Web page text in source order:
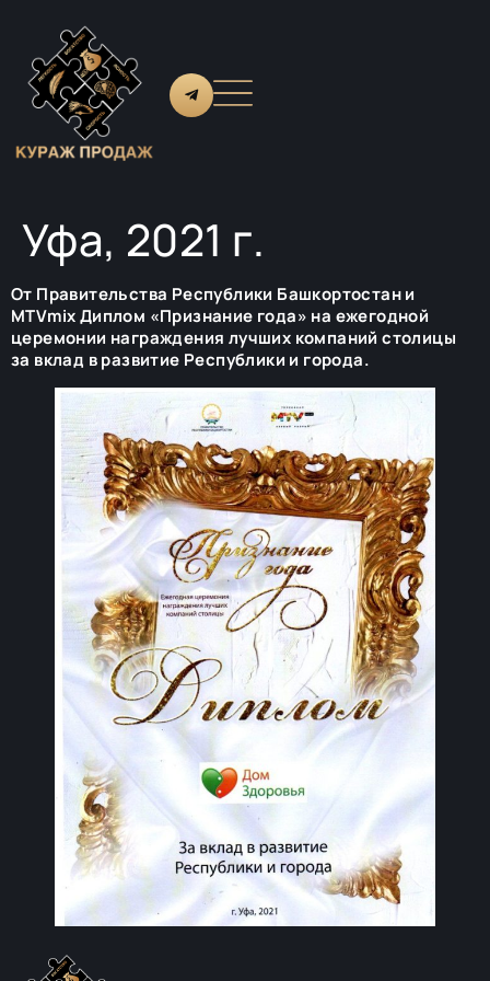
Уфа, 2021 г.
От Правительства Республики Башкортостан и
MTVmix Диплом «Признание года» на ежегодной
церемонии награждения лучших компаний столицы
за вклад в развитие Республики и города.